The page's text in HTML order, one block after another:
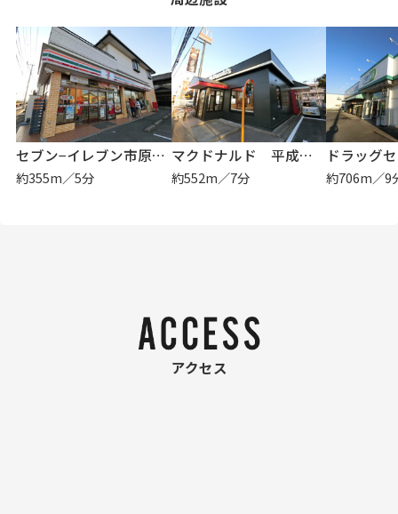
セブン−イレブン市原五井東２丁目店
約355m／5分
マクドナルド 平成通り市原店
約552m／7分 約706m／9
アクセス